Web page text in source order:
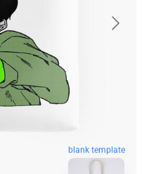
blank template